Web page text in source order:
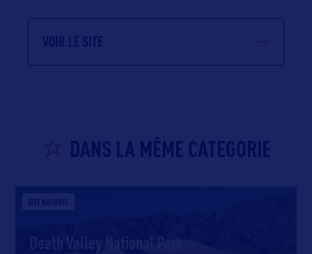
VOIR LE SITE
DANS LA MÊME CATEGORIE
SITE NATUREL
Death Valley National Park